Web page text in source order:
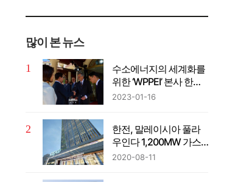
많이 본 뉴스
수소에너지의 세계화를
위한 ‘WPPEI’ 본사 한국
설립
2023-01-16
한전, 말레이시아 풀라
우인다 1,200MW 가스
복합발전사업 계약 체결
2020-08-11